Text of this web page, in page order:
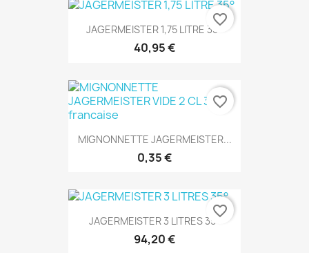
JAGERMEISTER 1,75 LITRE 35°
40,95 €
favorite_border
MIGNONNETTE JAGERMEISTER...
0,35 €
favorite_border
JAGERMEISTER 3 LITRES 35°
94,20 €
favorite_border